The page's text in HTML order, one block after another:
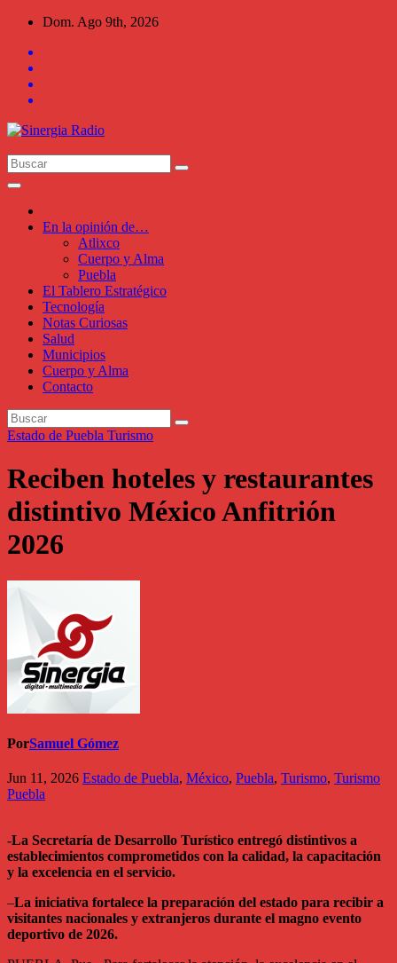
Saltar
contenido
Dom. Ago 9th, 2026
En la opinión de…
Atlixco
Cuerpo y Alma
Puebla
El Tablero Estratégico
Tecnología
Notas Curiosas
Salud
Municipios
Cuerpo y Alma
Contacto
Estado de Puebla Turismo
Reciben hoteles y restaurantes
distintivo México Anfitrión
2026
PorSamuel Gómez
Jun 11, 2026 Estado de Puebla, México, Puebla, Turismo, Turismo
Puebla
-La Secretaría de Desarrollo Turístico entregó distintivos a
establecimientos comprometidos con la calidad, la capacitación
y la excelencia en el servicio.
–La iniciativa fortalece la preparación del estado para recibir a
visitantes nacionales y extranjeros durante el magno evento
deportivo de 2026.